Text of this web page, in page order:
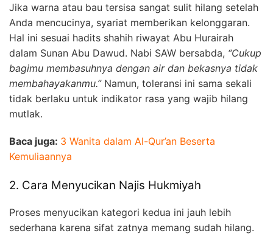
Jika warna atau bau tersisa sangat sulit hilang setelah
Anda mencucinya, syariat memberikan kelonggaran.
Hal ini sesuai hadits shahih riwayat Abu Hurairah
dalam Sunan Abu Dawud. Nabi SAW bersabda, “Cukup
bagimu membasuhnya dengan air dan bekasnya tidak
membahayakanmu.”Namun, toleransi ini sama sekali
tidak berlaku untuk indikator rasa yang wajib hilang
mutlak.
Baca juga: 3 Wanita dalam Al-Qur’an Beserta
Kemuliaannya
2. Cara Menyucikan Najis Hukmiyah
Proses menyucikan kategori kedua ini jauh lebih
sederhana karena sifat zatnya memang sudah hilang.